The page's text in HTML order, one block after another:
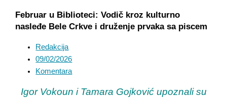
Februar u Biblioteci: Vodič kroz kulturno
nasleđe Bele Crkve i druženje prvaka sa piscem
Redakcija
09/02/2026
Komentara
Igor Vokoun i Tamara Gojković upoznali su